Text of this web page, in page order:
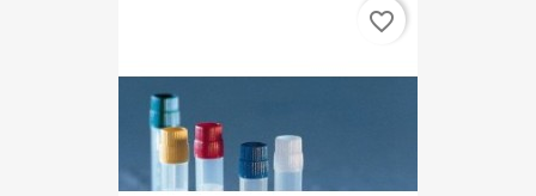
favorite_border